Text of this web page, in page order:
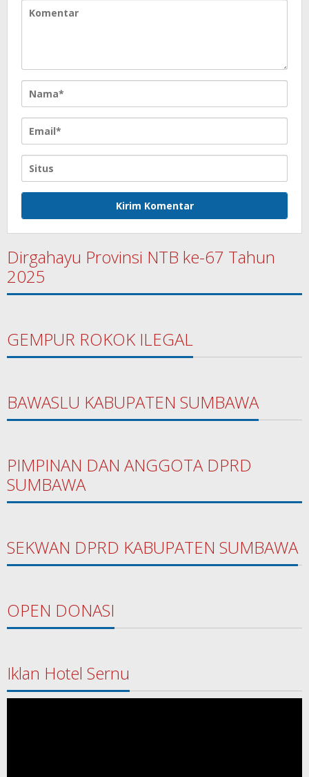
Dirgahayu Provinsi NTB ke-67 Tahun
2025
GEMPUR ROKOK ILEGAL
BAWASLU KABUPATEN SUMBAWA
PIMPINAN DAN ANGGOTA DPRD
SUMBAWA
SEKWAN DPRD KABUPATEN SUMBAWA
OPEN DONASI
Iklan Hotel Sernu